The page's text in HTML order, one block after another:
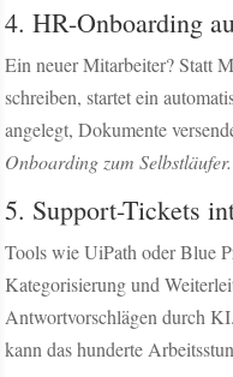
4. HR-Onboarding
Ein neuer Mitarbeiter? Statt
schreiben, startet ein
angelegt, Dokumente
Onboarding zum Selbstläufer.
5. Support-Tickets
Tools wie UiPath oder Blue
Kategorisierung und
Antwortvorschlägen durch
kann das hunderte